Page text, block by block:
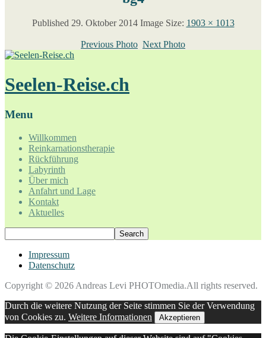
Published 29. Oktober 2014 Image Size: 1903 × 1013
Previous Photo Next Photo
Seelen-Reise.ch
Menu
Willkommen
Reinkarnationstherapie
Rückführung
Labyrinth
Über mich
Anfahrt und Lage
Kontakt
Aktuelles
Impressum
Datenschutz
Copyright © 2026 Andreas Levi PHOTOmedia.All rights reserved.
Durch die weitere Nutzung der Seite stimmen Sie der Verwendung
von Cookies zu. Weitere Informationen Akzeptieren